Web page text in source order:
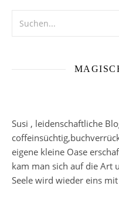
Susi , leidenschaftliche
eigene kleine Oase
kam man sich auf die Art
Seele wird wieder eins